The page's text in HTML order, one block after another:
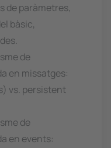
de paràmetres,
bàsic,
de
en missatges:
vs. persistent
de
en events: